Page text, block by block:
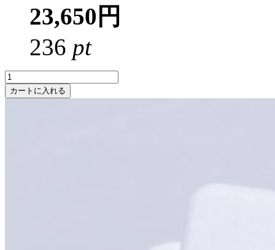
23,650円
236 pt
カートに入れる